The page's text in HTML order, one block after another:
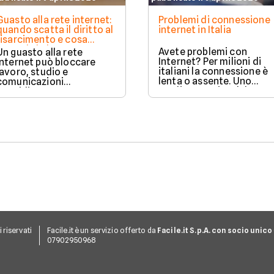
alla rete internet:
scatta il diritto al
e cosa
la legge
guasto alla rete
può bloccare
studio e
la legge
prolungati.
Problemi di connessione
internet in Italia
Avete problemi con
Internet? Per milioni di
italiani la connessione è
lenta o assente. Uno
studio eseguito dal
Censis in collaborazione
rapporto Censis, che fa
riservati Facile.it è un servizio offerto da Facile.it S.p.A. con socio unico
07902950968